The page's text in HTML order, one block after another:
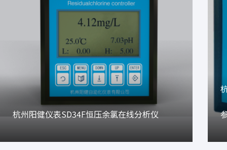
杭州阳健仪表SD34F恒压余氯在线分析仪